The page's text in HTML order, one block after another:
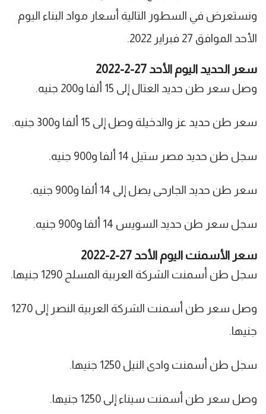
ونستعرض في السطور التالية أسعار مواد البناء اليوم
الأحد الموافق 27 فبراير 2022.
سعر الحديد اليوم الأحد 27-2-2022
وصل سعر طن حديد العتال إلى 15 ألفا و200 جنيه.
سعر طن حديد عز والدخيلة وصل إلى 15 ألفا و300 جنيه.
سجل طن حديد مصر ستيل 14 ألفا و900 جنيه.
سعر طن حديد الجارحى يصل إلى 14 ألفا و900 جنيه.
سجل سعر طن حديد السويس 14 ألفا و900 جنيه.
سعر الأسمنت اليوم الأحد 27-2-2022
سجل طن أسمنت الشركة العربية المسلح 1290 جنيها.
وصل سعر طن أسمنت الشركة العربية النصر إلى 1270
جنيها.
سجل طن أسمنت وادى النيل 1250 جنيها.
وصل سعر طن أسمنت سيناء إلى 1250 جنيها.